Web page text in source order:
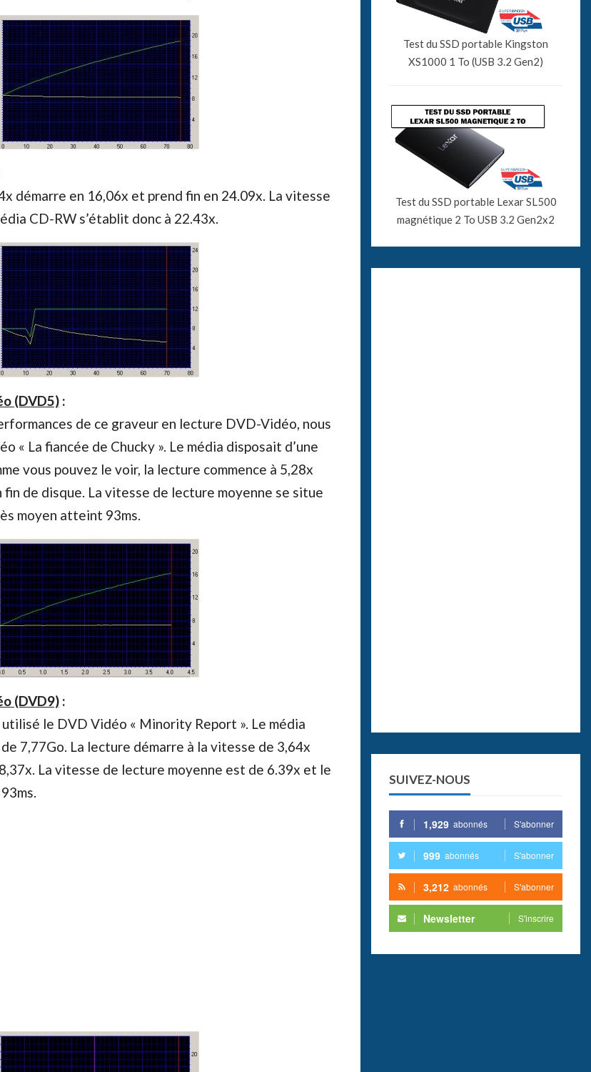
démarre en 16,06x et prend fin en 24.09x. La vitesse
CD-RW s’établit donc à 22.43x.
(DVD5):
de ce graveur en lecture DVD-Vidéo, nous
« La fiancée de Chucky ». Le média disposait d’une
vous pouvez le voir, la lecture commence à 5,28x
de disque. La vitesse de lecture moyenne se situe
moyen atteint 93ms.
(DVD9):
le DVD Vidéo « Minority Report ». Le média
7,77Go. La lecture démarre à la vitesse de 3,64x
La vitesse de lecture moyenne est de 6.39x et le
Test du SSD portable Kingston
XS1000 1 To (USB 3.2 Gen2)
Test du SSD portable Lexar SL500
magnétique 2 To USB 3.2 Gen2x2
SUIVEZ-NOUS
1,929 abonnés S'abonner
999 abonnés S'abonner
3,212 abonnés S'abonner
Newsletter S'inscrire